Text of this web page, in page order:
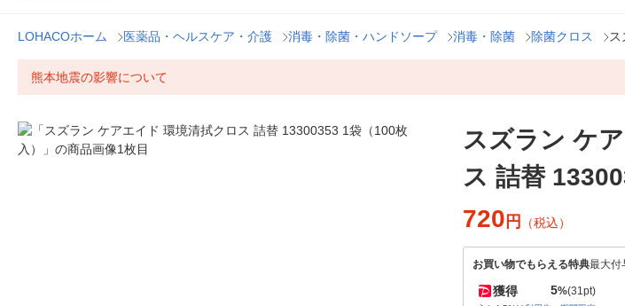
LOHACOホーム 医薬品・ヘルスケア・介護 消毒・除菌・ハンドソープ 消毒・除菌 除菌クロス
熊本地震の影響について
スズラン ケ
ス 詰替
720 円 （税込）
お買い物でもらえる特典最大付
獲得 5%(31pt)